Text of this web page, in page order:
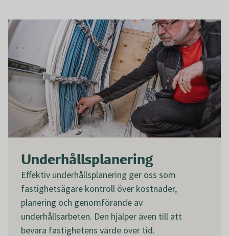
Underhållsplanering
Effektiv underhållsplanering ger oss som
fastighetsägare kontroll över kostnader,
planering och genomförande av
underhållsarbeten. Den hjälper även till att
bevara fastighetens värde över tid.